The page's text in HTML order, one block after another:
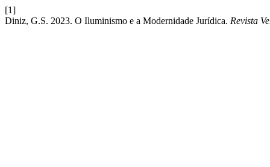
[1]
Diniz, G.S. 2023. O Iluminismo e a Modernidade Jurídica. Revista